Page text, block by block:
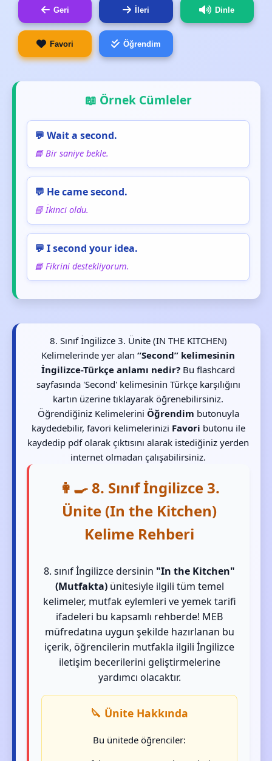
Geri İleri Dinle
Favori Öğrendim
📖 Örnek Cümleler
💬 Wait a second.
📘 Bir saniye bekle.
💬 He came second.
📘 İkinci oldu.
💬 I second your idea.
📘 Fikrini destekliyorum.
8. Sınıf İngilizce 3. Ünite (IN THE KITCHEN)
Kelimelerinde yer alan“Second” kelimesinin
İngilizce-Türkçe anlamı nedir? Bu flashcard
sayfasında 'Second' kelimesinin Türkçe karşılığını
kartın üzerine tıklayarak öğrenebilirsiniz.
Öğrendiğiniz Kelimelerini Öğrendim butonuyla
kaydedebilir, favori kelimelerinizi Favori butonu ile
kaydedip pdf olarak çıktısını alarak istediğiniz yerden
internet olmadan çalışabilirsiniz.
👩‍🍳 8. Sınıf İngilizce 3.
Ünite (In the Kitchen)
Kelime Rehberi
8. sınıf İngilizce dersinin "In the Kitchen"
(Mutfakta)ünitesiyle ilgili tüm temel
kelimeler, mutfak eylemleri ve yemek tarifi
ifadeleri bu kapsamlı rehberde! MEB
müfredatına uygun şekilde hazırlanan bu
içerik, öğrencilerin mutfakla ilgili İngilizce
iletişim becerilerini geliştirmelerine
yardımcı olacaktır.
🔪 Ünite Hakkında
Bu ünitede öğrenciler: